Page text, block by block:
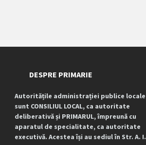
DESPRE PRIMARIE
Autoritățile administrației publice locale
sunt CONSILIUL LOCAL, ca autoritate
deliberativă și PRIMARUL, împreună cu
aparatul de specialitate, ca autoritate
executivă. Acestea își au sediul în Str. A. I.